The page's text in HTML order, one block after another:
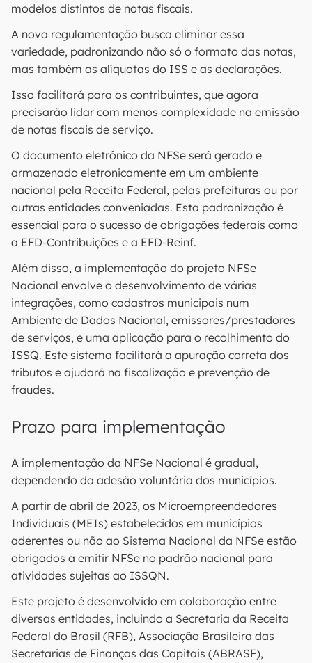
modelos distintos de notas fiscais.
A nova regulamentação busca eliminar essa
variedade, padronizando não só o formato das notas,
mas também as alíquotas do ISS e as declarações.
Isso facilitará para os contribuintes, que agora
precisarão lidar com menos complexidade na emissão
de notas fiscais de serviço.
O documento eletrônico da NFSe será gerado e
armazenado eletronicamente em um ambiente
nacional pela Receita Federal, pelas prefeituras ou por
outras entidades conveniadas. Esta padronização é
essencial para o sucesso de obrigações federais como
a EFD-Contribuições e a EFD-Reinf.
Além disso, a implementação do projeto NFSe
Nacional envolve o desenvolvimento de várias
integrações, como cadastros municipais num
Ambiente de Dados Nacional, emissores/prestadores
de serviços, e uma aplicação para o recolhimento do
ISSQ. Este sistema facilitará a apuração correta dos
tributos e ajudará na fiscalização e prevenção de
fraudes.
Prazo para implementação
A implementação da NFSe Nacional é gradual,
dependendo da adesão voluntária dos municípios.
A partir de abril de 2023, os Microempreendedores
Individuais (MEIs) estabelecidos em municípios
aderentes ou não ao Sistema Nacional da NFSe estão
obrigados a emitir NFSe no padrão nacional para
atividades sujeitas ao ISSQN.
Este projeto é desenvolvido em colaboração entre
diversas entidades, incluindo a Secretaria da Receita
Federal do Brasil (RFB), Associação Brasileira das
Secretarias de Finanças das Capitais (ABRASF),